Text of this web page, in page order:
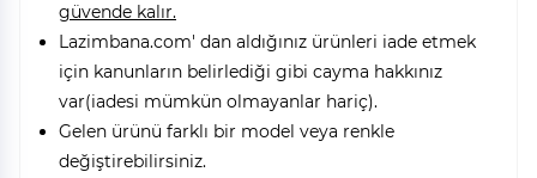
güvende kalır.
Lazimbana.com' dan aldığınız ürünleri iade etmek
için kanunların belirlediği gibi cayma hakkınız
var(iadesi mümkün olmayanlar hariç).
Gelen ürünü farklı bir model veya renkle
değiştirebilirsiniz.